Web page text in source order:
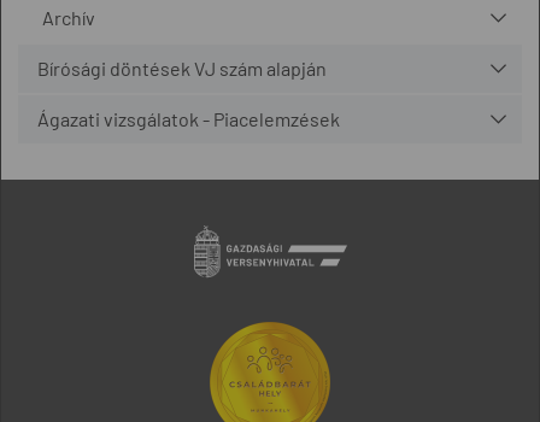
Archív
Bírósági döntések VJ szám alapján
Ágazati vizsgálatok - Piacelemzések